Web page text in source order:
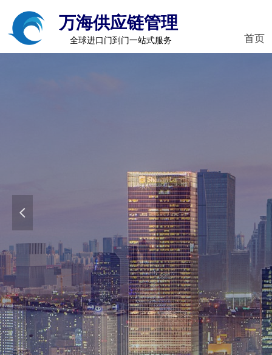
넳
首页
万海供应链管理
全球进口门到门一站式服务